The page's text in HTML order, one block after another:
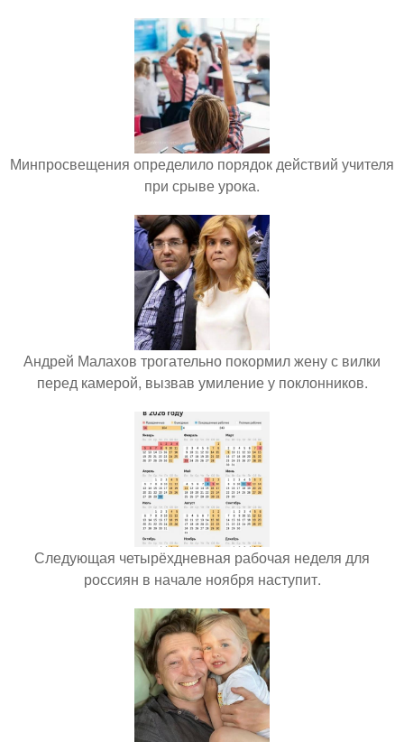
Минпросвещения определило порядок действий учителя
при срыве урока.
Андрей Малахов трогательно покормил жену с вилки
перед камерой, вызвав умиление у поклонников.
Следующая четырёхдневная рабочая неделя для
россиян в начале ноября наступит.